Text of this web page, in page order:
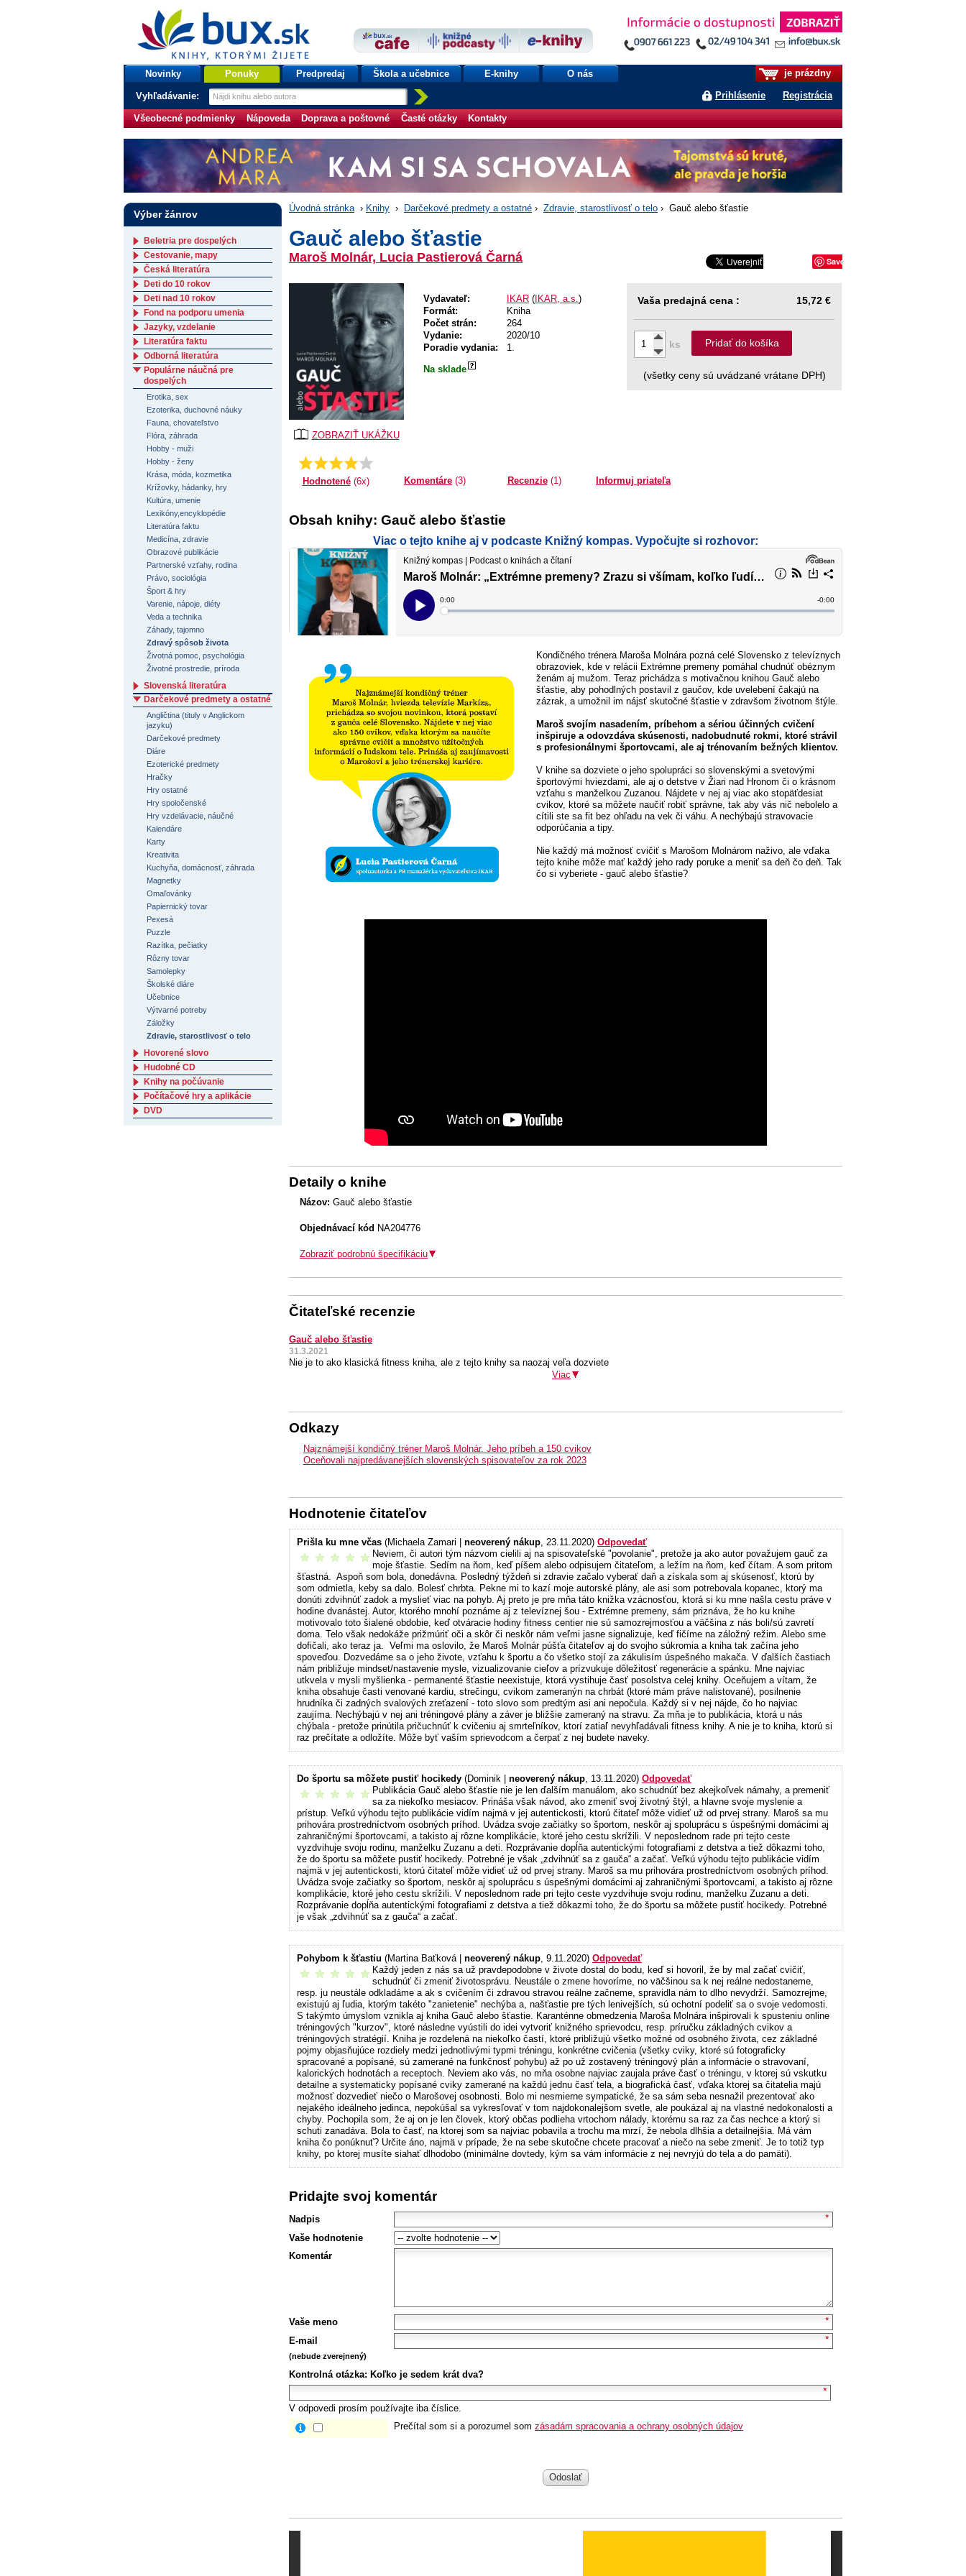
bux.sk
knihy, ktorými žijete
Úvodná stránka
je prázdny
Prihlásenie Registrácia
Novinky Ponuky Predpredaj Škola a učebnice E-knihy O nás
Vyhľadávanie:
Všeobecné podmienky Nápoveda Doprava a poštovné Časté otázky Kontakty
Úvodná stránka › Knihy › Darčekové predmety a ostatné › Zdravie, starostlivosť o telo › Gauč alebo šťastie
Gauč alebo šťastie
Maroš Molnár, Lucia Pastierová Čarná Save
ZOBRAZIŤ UKÁŽKU
Vydavateľ: IKAR ( IKAR, a.s.)
Formát:
Kniha
Počet strán:
264
Vydanie:
2020/10
Poradie vydania:
1.
Na sklade
Vaša predajná cena : 15,72 €
ks Pridať do košíka
(všetky ceny sú uvádzané vrátane DPH)
Priemer:
4.0
Hodnotené(6x) Komentáre (3) Recenzie(1) Informuj priateľa
Obsah knihy: Gauč alebo šťastie
Viac o tejto knihe aj v podcaste Knižný kompas. Vypočujte si rozhovor:
Kondičného trénera Maroša Molnára pozná celé Slovensko z televíznych
obrazoviek, kde v relácii Extrémne premeny pomáhal chudnúť obéznym
ženám aj mužom. Teraz prichádza s motivačnou knihou Gauč alebo
šťastie, aby pohodlných postavil z gaučov, kde uvelebení čakajú na
zázrak, a umožnil im nájsť skutočné šťastie v zdravšom životnom štýle.
Maroš svojím nasadením, príbehom a sériou účinných cvičení
inšpiruje a odovzdáva skúsenosti, nadobudnuté rokmi, ktoré strávil
s profesionálnymi športovcami, ale aj trénovaním bežných klientov.
V knihe sa dozviete o jeho spolupráci so slovenskými a svetovými
športovými hviezdami, ale aj o detstve v Žiari nad Hronom či o krásnom
vzťahu s manželkou Zuzanou. Nájdete v nej aj viac ako stopäťdesiat
cvikov, ktoré sa môžete naučiť robiť správne, tak aby vás nič nebolelo a
cítili ste sa fit bez ohľadu na vek či váhu. A nechýbajú stravovacie
odporúčania a tipy.
Nie každý má možnosť cvičiť s Marošom Molnárom naživo, ale vďaka
tejto knihe môže mať každý jeho rady poruke a meniť sa deň čo deň. Tak
čo si vyberiete - gauč alebo šťastie?
Detaily o knihe
Názov: Gauč alebo šťastie
Objednávací kód NA204776
Zobraziť podrobnú špecifikáciu
Čitateľské recenzie
Gauč alebo šťastie
31.3.2021
Nie je to ako klasická fitness kniha, ale z tejto knihy sa naozaj veľa dozviete
Viac
Odkazy
Najznámejší kondičný tréner Maroš Molnár. Jeho príbeh a 150 cvikov
Oceňovali najpredávanejších slovenských spisovateľov za rok 2023
Hodnotenie čitateľov
Prišla ku mne včas (Michaela Zamari | neoverený nákup , 23.11.2020) Odpovedať
vrelo odporúčam
Neviem, či autori tým názvom cielili aj na spisovateľské "povolanie", pretože ja ako autor považujem gauč za
moje šťastie. Sedím na ňom, keď píšem alebo odpisujem čitateľom, a ležím na ňom, keď čítam. A som pritom
šťastná. Aspoň som bola, donedávna. Posledný týždeň si zdravie začalo vyberať daň a získala som aj skúsenosť, ktorú by
som odmietla, keby sa dalo. Bolesť chrbta. Pekne mi to kazí moje autorské plány, ale asi som potrebovala kopanec, ktorý ma
donúti zdvihnúť zadok a myslieť viac na pohyb. Aj preto je pre mňa táto knižka vzácnosťou, ktorá si ku mne našla cestu práve v
hodine dvanástej. Autor, ktorého mnohí poznáme aj z televíznej šou - Extrémne premeny, sám priznáva, že ho ku knihe
motivovalo toto šialené obdobie, keď otváracie hodiny fitness centier nie sú samozrejmosťou a väčšina z nás boli/sú zavretí
doma. Telo však nedokáže prižmúriť oči a skôr či neskôr nám veľmi jasne signalizuje, keď fičíme na záložný režim. Alebo sme
dofičali, ako teraz ja. Veľmi ma oslovilo, že Maroš Molnár púšťa čitateľov aj do svojho súkromia a kniha tak začína jeho
spoveďou. Dozvedáme sa o jeho živote, vzťahu k športu a čo všetko stojí za zákulisím úspešného makača. V ďalších častiach
nám približuje mindset/nastavenie mysle, vizualizovanie cieľov a prízvukuje dôležitosť regenerácie a spánku. Mne najviac
utkvela v mysli myšlienka - permanenté šťastie neexistuje, ktorá vystihuje časť posolstva celej knihy. Oceňujem a vítam, že
kniha obsahuje časti venované kardiu, strečingu, cvikom zameranýn na chrbát (ktoré mám práve nalistované), posilnenie
hrudníka či zadných svalových zreťazení - toto slovo som predtým asi ani nepočula. Každý si v nej nájde, čo ho najviac
zaujíma. Nechýbajú v nej ani tréningové plány a záver je bližšie zameraný na stravu. Za mňa je to publikácia, ktorá u nás
chýbala - pretože prinútila pričuchnúť k cvičeniu aj smrteľníkov, ktorí zatiaľ nevyhľadávali fitness knihy. A nie je to kniha, ktorú si
raz prečítate a odložíte. Môže byť vaším sprievodcom a čerpať z nej budete naveky.
Do športu sa môžete pustiť hocikedy (Dominik | neoverený nákup, 13.11.2020) Odpovedať
vrelo odporúčam
Publikácia Gauč alebo šťastie nie je len ďalším manuálom, ako schudnúť bez akejkoľvek námahy, a premeniť
sa za niekoľko mesiacov. Prináša však návod, ako zmeniť svoj životný štýl, a hlavne svoje myslenie a
prístup. Veľkú výhodu tejto publikácie vidím najmä v jej autentickosti, ktorú čitateľ môže vidieť už od prvej strany. Maroš sa mu
prihovára prostredníctvom osobných príhod. Uvádza svoje začiatky so športom, neskôr aj spoluprácu s úspešnými domácimi aj
zahraničnými športovcami, a takisto aj rôzne komplikácie, ktoré jeho cestu skrížili. V neposlednom rade pri tejto ceste
vyzdvihuje svoju rodinu, manželku Zuzanu a deti. Rozprávanie dopĺňa autentickými fotografiami z detstva a tiež dôkazmi toho,
že do športu sa môžete pustiť hocikedy. Potrebné je však „zdvihnúť sa z gauča“ a začať. Veľkú výhodu tejto publikácie vidím
najmä v jej autentickosti, ktorú čitateľ môže vidieť už od prvej strany. Maroš sa mu prihovára prostredníctvom osobných príhod.
Uvádza svoje začiatky so športom, neskôr aj spoluprácu s úspešnými domácimi aj zahraničnými športovcami, a takisto aj rôzne
komplikácie, ktoré jeho cestu skrížili. V neposlednom rade pri tejto ceste vyzdvihuje svoju rodinu, manželku Zuzanu a deti.
Rozprávanie dopĺňa autentickými fotografiami z detstva a tiež dôkazmi toho, že do športu sa môžete pustiť hocikedy. Potrebné
je však „zdvihnúť sa z gauča“ a začať.
Pohybom k šťastiu (Martina Baťková | neoverený nákup , 9.11.2020) Odpovedať
vrelo odporúčam
Každý jeden z nás sa už pravdepodobne v živote dostal do bodu, keď si hovoril, že by mal začať cvičiť,
schudnúť či zmeniť životosprávu. Neustále o zmene hovoríme, no väčšinou sa k nej reálne nedostaneme,
resp. ju neustále odkladáme a ak s cvičením či zdravou stravou reálne začneme, spravidla nám to dlho nevydrží. Samozrejme,
existujú aj ľudia, ktorým takéto "zanietenie" nechýba a, našťastie pre tých lenivejších, sú ochotní podeliť sa o svoje vedomosti.
S takýmto úmyslom vznikla aj kniha Gauč alebo šťastie. Karanténne obmedzenia Maroša Molnára inšpirovali k spusteniu online
tréningových "kurzov", ktoré následne vyústili do idei vytvoriť knižného sprievodcu, resp. príručku základných cvikov a
tréningových stratégií. Kniha je rozdelená na niekoľko častí, ktoré približujú všetko možné od osobného života, cez základné
pojmy objasňujúce rozdiely medzi jednotlivými typmi tréningu, konkrétne cvičenia (všetky cviky, ktoré sú fotograficky
spracované a popísané, sú zamerané na funkčnosť pohybu) až po už zostavený tréningový plán a informácie o stravovaní,
kalorických hodnotách a receptoch. Neviem ako vás, no mňa osobne najviac zaujala práve časť o tréningu, v ktorej sú vskutku
detailne a systematicky popísané cviky zamerané na každú jednu časť tela, a biografická časť, vďaka ktorej sa čitatelia majú
možnosť dozvedieť niečo o Marošovej osobnosti. Bolo mi nesmierne sympatické, že sa sám seba nesnažil prezentovať ako
nejakého ideálneho jedinca, nepokúšal sa vykresľovať v tom najdokonalejšom svetle, ale poukázal aj na vlastné nedokonalosti a
chyby. Pochopila som, že aj on je len človek, ktorý občas podlieha vrtochom nálady, ktorému sa raz za čas nechce a ktorý si
schuti zanadáva. Bola to časť, na ktorej som sa najviac pobavila a trochu ma mrzí, že nebola dlhšia a detailnejšia. Má vám
kniha čo ponúknuť? Určite áno, najmä v prípade, že na sebe skutočne chcete pracovať a niečo na sebe zmeniť. Je to totiž typ
knihy, po ktorej musíte siahať dlhodobo (minimálne dovtedy, kým sa vám informácie z nej nevryjú do tela a do pamäti).
Pridajte svoj komentár
Nadpis
Vaše hodnotenie
Komentár
Vaše meno
E-mail
(nebude zverejnený)
Kontrolná otázka: Koľko je sedem krát dva?
V odpovedi prosím používajte iba číslice.
Prečítal som si a porozumel som zásadám spracovania a ochrany osobných údajov
Odoslať
Výber žánrov
Beletria pre dospelých
Cestovanie, mapy
Česká literatúra
Deti do 10 rokov
Deti nad 10 rokov
Fond na podporu umenia
Jazyky, vzdelanie
Literatúra faktu
Odborná literatúra
Populárne náučná pre
dospelých
Erotika, sex
Ezoterika, duchovné náuky
Fauna, chovateľstvo
Flóra, záhrada
Hobby - muži
Hobby - ženy
Krása, móda, kozmetika
Krížovky, hádanky, hry
Kultúra, umenie
Lexikóny,encyklopédie
Literatúra faktu
Medicína, zdravie
Obrazové publikácie
Partnerské vzťahy, rodina
Právo, sociológia
Šport & hry
Varenie, nápoje, diéty
Veda a technika
Záhady, tajomno
Zdravý spôsob života
Životná pomoc, psychológia
Životné prostredie, príroda
Slovenská literatúra
Darčekové predmety a ostatné
Angličtina (tituly v Anglickom
jazyku)
Darčekové predmety
Diáre
Ezoterické predmety
Hračky
Hry ostatné
Hry spoločenské
Hry vzdelávacie, náučné
Kalendáre
Karty
Kreativita
Kuchyňa, domácnosť, záhrada
Magnetky
Omaľovánky
Papiernický tovar
Pexesá
Puzzle
Razítka, pečiatky
Rôzny tovar
Samolepky
Školské diáre
Učebnice
Výtvarné potreby
Záložky
Zdravie, starostlivosť o telo
Hovorené slovo
Hudobné CD
Knihy na počúvanie
Počítačové hry a aplikácie
DVD